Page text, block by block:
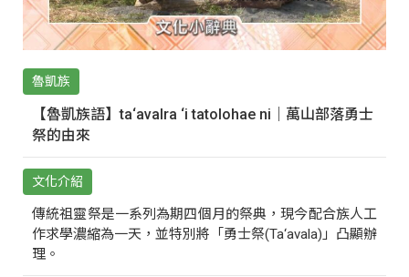
魯凱族
【魯凱族語】ta‘avalra ‘i tatolohae ni｜萬山部落勇士
祭的由來
文化介紹
傳統祖靈祭是一系列為期四個月的祭典，現今配合族人工
作求學濃縮為一天，並特別將「勇士祭(Ta‘avala)」凸顯辦
理。